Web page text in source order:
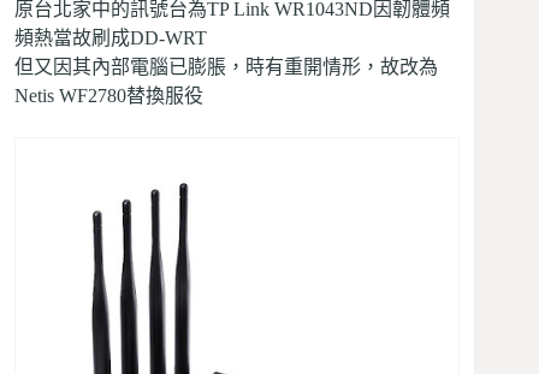
原台北家中的訊號台為TP Link WR1043ND因韌體頻
頻熱當故刷成DD-WRT
但又因其內部電腦已膨脹，時有重開情形，故改為
Netis WF2780替換服役